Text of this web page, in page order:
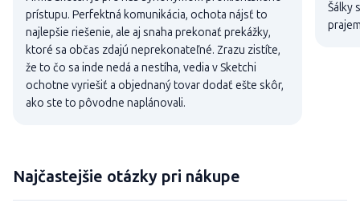
prístupu. Perfektná komunikácia, ochota nájsť to
najlepšie riešenie, ale aj snaha prekonať prekážky,
ktoré sa občas zdajú neprekonateľné. Zrazu zistíte,
že to čo sa inde nedá a nestíha, vedia v Sketchi
ochotne vyriešiť a objednaný tovar dodať ešte skôr,
ako ste to pôvodne naplánovali.
Šálky
Najčastejšie otázky pri nákupe